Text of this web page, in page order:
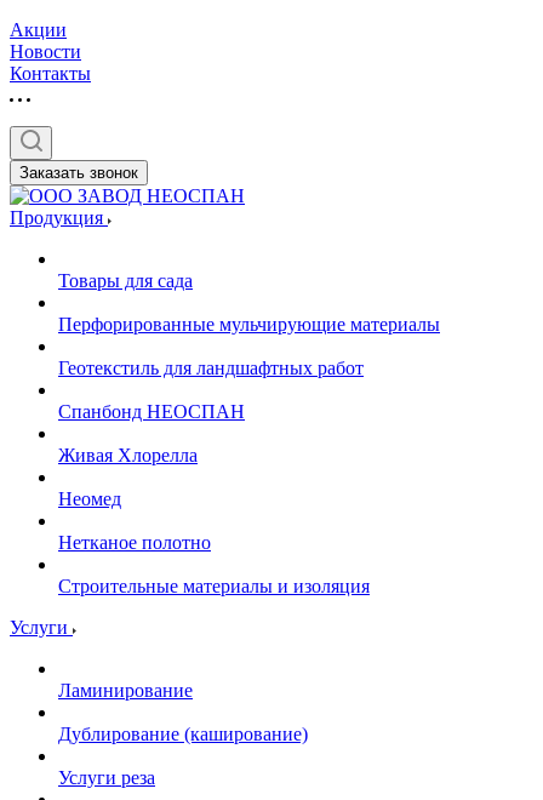
Акции
Новости
Контакты
Заказать звонок
Продукция
Товары для сада
Перфорированные мульчирующие материалы
Геотекстиль для ландшафтных работ
Спанбонд НЕОСПАН
Живая Хлорелла
Нeомед
Нетканое полотно
Строительные материалы и изоляция
Услуги
Ламинирование
Дублирование (каширование)
Услуги реза